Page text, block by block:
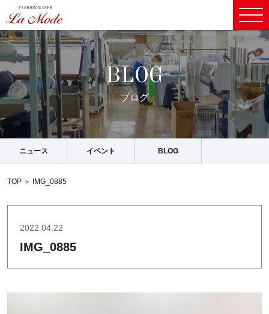
BLOG
ブログ
ニュース イベント BLOG
TOP ＞ IMG_0885
2022.04.22
IMG_0885